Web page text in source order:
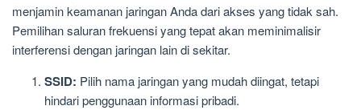
menjamin keamanan jaringan Anda dari akses yang tidak sah.
Pemilihan saluran frekuensi yang tepat akan meminimalisir
interferensi dengan jaringan lain di sekitar.
SSID: Pilih nama jaringan yang mudah diingat, tetapi
hindari penggunaan informasi pribadi.